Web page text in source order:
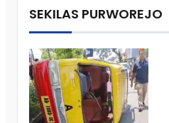
SEKILAS PURWOREJO